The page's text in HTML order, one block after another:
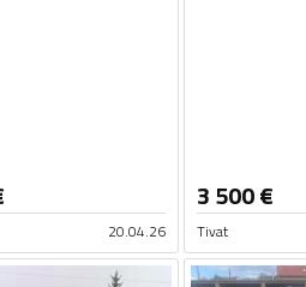
20.04.26
3 500€
Tivat